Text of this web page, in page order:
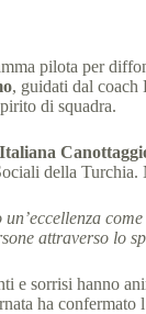
pilota per
, guidati dal coach
di squadra.
della
attraverso lo
e sorrisi hanno
ha confermato